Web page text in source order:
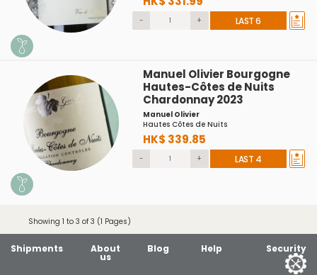
- + LAST 6
Manuel Olivier Bourgogne
Hautes-Côtes de Nuits
Chardonnay 2023
Manuel Olivier
Hautes Côtes de Nuits
HK$ 339.85
- + LAST 4
Showing 1 to 3 of 3 (1 Pages)
Shipments About
us
Blog Help Security